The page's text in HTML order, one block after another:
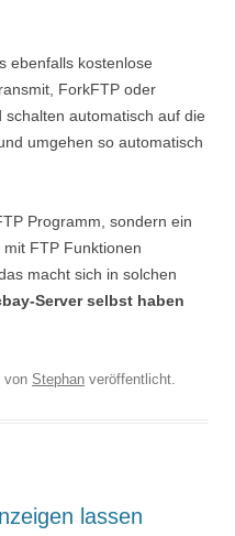
ebenfalls kostenlose
ForkFTP oder
automatisch auf die
umgehen so automatisch
Programm, sondern ein
FTP Funktionen
macht sich in solchen
Server selbst haben
von Stephan veröffentlicht.
lassen